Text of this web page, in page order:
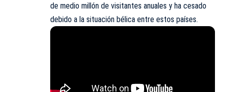
de medio millón de visitantes anuales y ha cesado
debido a la situación bélica entre estos países.